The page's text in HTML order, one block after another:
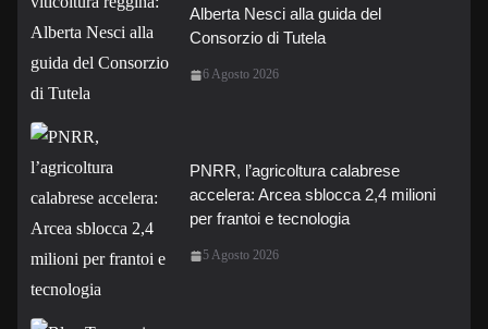
Alberta Nesci alla guida del
Consorzio di Tutela
6 Agosto 2026
PNRR, l’agricoltura calabrese
accelera: Arcea sblocca 2,4 milioni
per frantoi e tecnologia
5 Agosto 2026